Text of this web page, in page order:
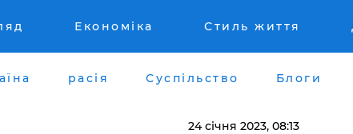
Економіка Стиль життя
расія Суспільство Блоги
24 січня 2023, 08:13